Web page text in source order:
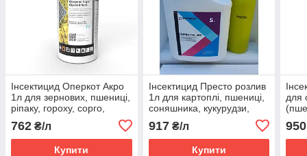
Інсектицид Оперкот Акро
1л для зернових, пшениці,
ріпаку, гороху, сорго,
плодових від вогнівки
762 ₴/л
Купити
Інсектицид Престо розлив
1л для картоплі, пшениці,
соняшника, кукурудзи,
ріпаку, цукрових буряків
917₴/л
Купити
для
950